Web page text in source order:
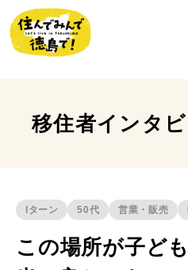
移住者インタ
Iターン 50代 営業・販売
この場所が子ど